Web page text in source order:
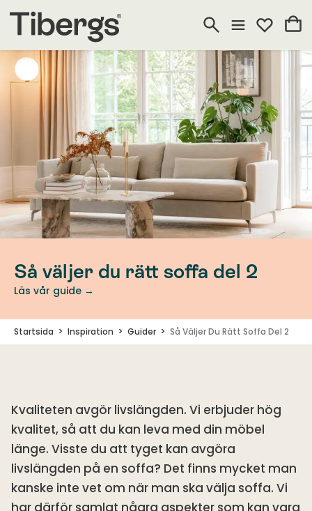
Så väljer du rätt soffa del 2
Läs vår guide →
Startsida Inspiration Guider Så Väljer Du Rätt Soffa Del 2
Kvaliteten avgör livslängden. Vi erbjuder hög
kvalitet, så att du kan leva med din möbel
länge. Visste du att tyget kan avgöra
livslängden på en soffa? Det finns mycket man
kanske inte vet om när man ska välja soffa. Vi
har därför samlat några aspekter som kan vara